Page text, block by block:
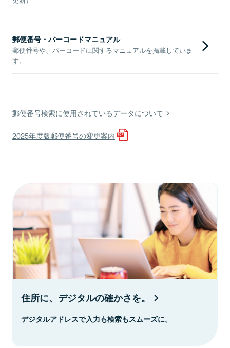
郵便番号・バーコードマニュアル
郵便番号や、バーコードに関するマニュアルを掲載していま
す。
郵便番号検索に使用されているデータについて
2025年度版郵便番号の変更案内
住所に、デジタルの確かさを。
デジタルアドレスで入力も検索もスムーズに。